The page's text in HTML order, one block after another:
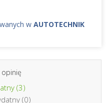
w AUTOTECHNIK
(3)
(0)